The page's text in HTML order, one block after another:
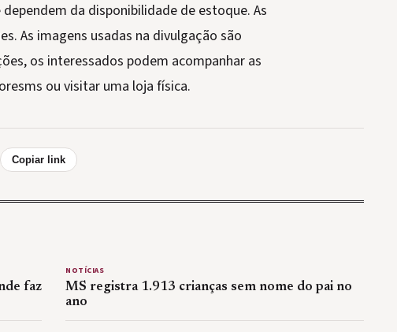
da disponibilidade de estoque. As
As imagens usadas na divulgação são
os interessados podem acompanhar as
ou visitar uma loja física.
Copiar link
faz
NOTÍCIAS
MS registra 1.913 crianças sem nome do pai no
ano